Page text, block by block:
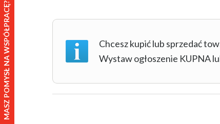
Chcesz kupić lub sprzedać
Wystaw ogłoszenie KUPNA
MASZ POMYSŁ NA WSPÓŁPRACĘ?